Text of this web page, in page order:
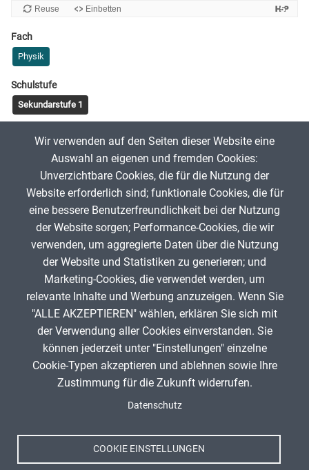
Fach
Physik
Schulstufe
Sekundarstufe 1
Teilchenmodell Aggregatzustände
App melden
ANZEIGE
Spenden
Impressum
Wir verwenden auf den Seiten dieser Website eine
Auswahl an eigenen und fremden Cookies:
Unverzichtbare Cookies, die für die Nutzung der
Website erforderlich sind; funktionale Cookies, die für
eine bessere Benutzerfreundlichkeit bei der Nutzung
der Website sorgen; Performance-Cookies, die wir
verwenden, um aggregierte Daten über die Nutzung
der Website und Statistiken zu generieren; und
Marketing-Cookies, die verwendet werden, um
relevante Inhalte und Werbung anzuzeigen. Wenn Sie
"ALLE AKZEPTIEREN" wählen, erklären Sie sich mit
der Verwendung aller Cookies einverstanden. Sie
können jederzeit unter "Einstellungen" einzelne
Cookie-Typen akzeptieren und ablehnen sowie Ihre
Zustimmung für die Zukunft widerrufen.
Datenschutz
COOKIE EINSTELLUNGEN